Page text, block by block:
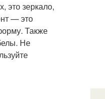
это зеркало,
— это
Также
Не